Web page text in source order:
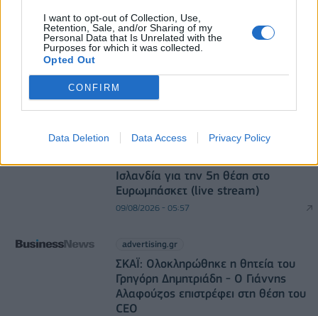
I want to opt-out of Collection, Use,
Retention, Sale, and/or Sharing of my
Personal Data that Is Unrelated with the
Purposes for which it was collected.
Opted Out
CONFIRM
Data Deletion Data Access Privacy Policy
DIRECTION BUSINESS NETWORK
allstarbasket.gr
βρίσκεται κοντά στην απόκτηση της
Βιλερμπάν»
allstarbasket.gr
Εθνική Νεανίδων: Απέναντι στην
Ισλανδία για την 5η θέση στο
Ευρωμπάσκετ (live stream)
09/08/2026 - 05:57
advertising.gr
ΣΚΑΪ: Ολοκληρώθηκε η θητεία του
Γρηγόρη Δημητριάδη - Ο Γιάννης
Αλαφούζος επιστρέφει στη θέση του
CEO